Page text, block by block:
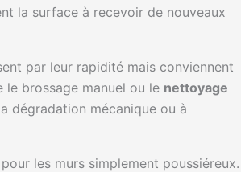
la surface à recevoir de nouveaux
par leur rapidité mais conviennent
le brossage manuel ou le nettoyage
dégradation mécanique ou à
les murs simplement poussiéreux.